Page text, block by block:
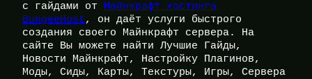
с гайдами от
Майнкрафт хостинга
BungeeHost, он даёт услуги быстрого
создания своего Майнкрафт сервера. На
сайте Вы можете найти Лучшие Гайды,
Новости Майнкрафт, Настройку Плагинов,
Моды, Сиды, Карты, Текстуры, Игры, Сервера